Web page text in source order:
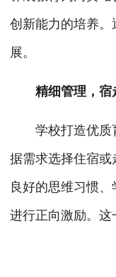
创新能力的培养
展。
精细管理，宿
学校打造优质育
据需求选择住宿
良好的思维习惯
进行正向激励。